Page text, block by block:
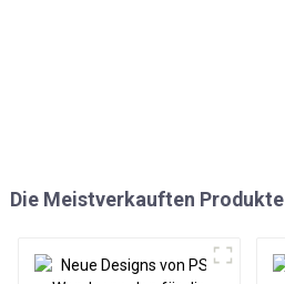
Die Meistverkauften Produkte